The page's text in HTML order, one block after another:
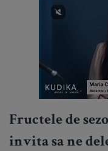
Fructele de
invita sa ne